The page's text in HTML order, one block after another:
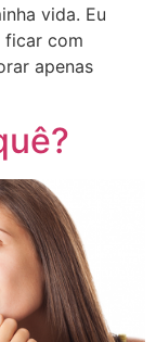
vida. Eu
ficar com
apenas